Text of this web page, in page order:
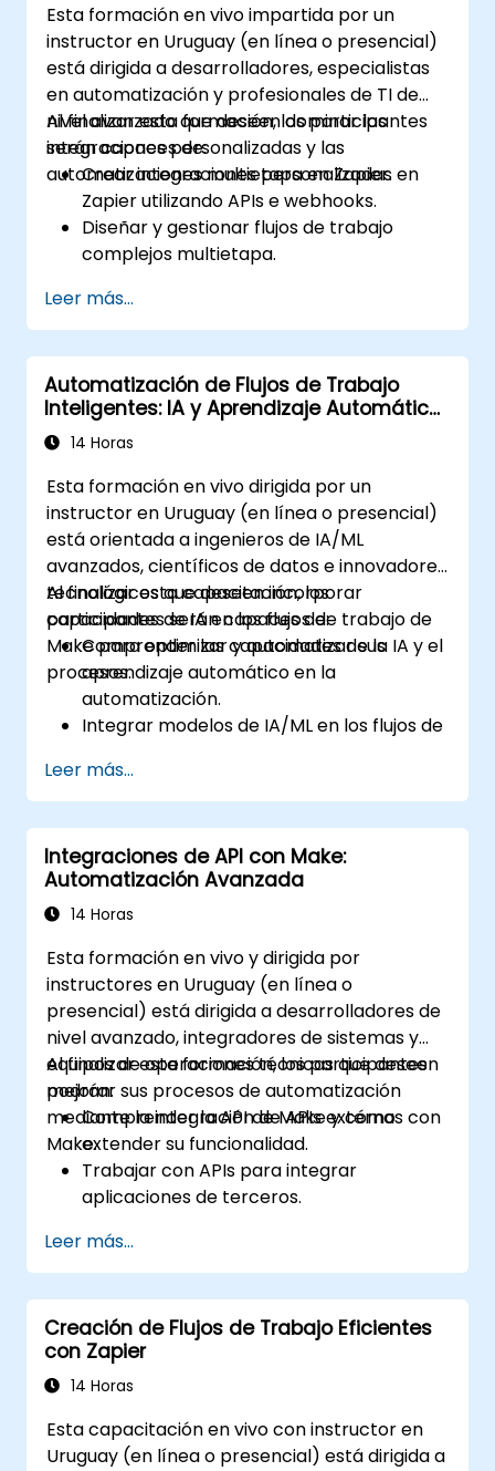
Esta formación en vivo impartida por un
instructor en Uruguay (en línea o presencial)
está dirigida a desarrolladores, especialistas
en automatización y profesionales de TI de
nivel avanzado que deseen dominar las
integraciones personalizadas y las
automatizaciones multietapa en Zapier.
Al finalizar esta formación, los participantes
serán capaces de:
Crear integraciones personalizadas en
Zapier utilizando APIs e webhooks.
Diseñar y gestionar flujos de trabajo
complejos multietapa.
automatización avanzados.
Integrar Zapier con aplicaciones
propietarias o menos comunes.
Leer más...
Automatización de Flujos de Trabajo
Inteligentes: IA y Aprendizaje Automático
con Make
14 Horas
Esta formación en vivo dirigida por un
instructor en Uruguay (en línea o presencial)
está orientada a ingenieros de IA/ML
avanzados, científicos de datos e innovadores
tecnológicos que deseen incorporar
capacidades de IA en los flujos de trabajo de
Make para optimizar y automatizar sus
procesos.
Al finalizar esta capacitación, los
participantes serán capaces de:
Comprender las capacidades de la IA y el
aprendizaje automático en la
automatización.
Integrar modelos de IA/ML en los flujos de
Implementar análisis de sentimiento,
modelado predictivo y toma de
decisiones basada en datos.
Optimizar y escalar flujos de trabajo de
automatización impulsados por IA.
Leer más...
Integraciones de API con Make:
Automatización Avanzada
14 Horas
Esta formación en vivo y dirigida por
instructores en Uruguay (en línea o
presencial) está dirigida a desarrolladores de
nivel avanzado, integradores de sistemas y
equipos de operaciones técnicas que deseen
mejorar sus procesos de automatización
mediante la integración de APIs externas con
Make.
Al finalizar esta formación, los participantes
podrán:
Comprender la API de Make y cómo
extender su funcionalidad.
Trabajar con APIs para integrar
aplicaciones de terceros.
aplicaciones sin soporte.
Utilizar técnicas avanzadas de
automatización con Make y APIs.
Leer más...
Creación de Flujos de Trabajo Eficientes
con Zapier
14 Horas
Esta capacitación en vivo con instructor en
Uruguay (en línea o presencial) está dirigida a